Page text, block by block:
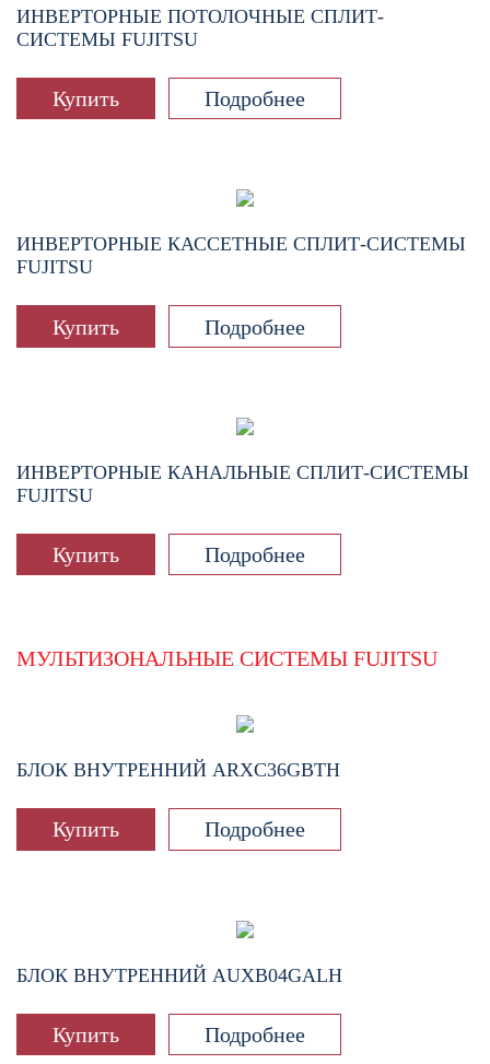
ИНВЕРТОРНЫЕ ПОТОЛОЧНЫЕ СПЛИТ-
СИСТЕМЫ FUJITSU
Купить Подробнее
ИНВЕРТОРНЫЕ КАССЕТНЫЕ СПЛИТ-СИСТЕМЫ
FUJITSU
Купить Подробнее
ИНВЕРТОРНЫЕ КАНАЛЬНЫЕ СПЛИТ-СИСТЕМЫ
FUJITSU
Купить Подробнее
МУЛЬТИЗОНАЛЬНЫЕ СИСТЕМЫ FUJITSU
БЛОК ВНУТРЕННИЙ ARXC36GBTH
Купить Подробнее
БЛОК ВНУТРЕННИЙ AUXB04GALH
Купить Подробнее